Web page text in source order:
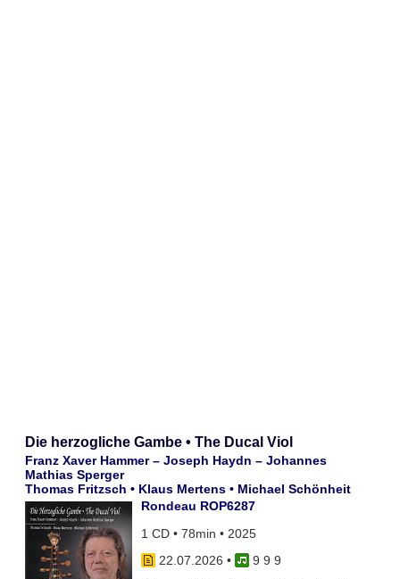
Die herzogliche Gambe • The Ducal Viol
Franz Xaver Hammer – Joseph Haydn – Johannes
Mathias Sperger
Thomas Fritzsch • Klaus Mertens • Michael Schönheit
Rondeau ROP6287
1 CD • 78min • 2025
22.07.2026 •
9 9 9